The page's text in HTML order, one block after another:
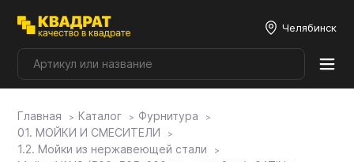
Челябинск
Плитные материалы
Главная Каталог
Фурнитура
01. МОЙКИ И СМЕСИТЕЛИ
1.2. Мойки из нержавеющей стали